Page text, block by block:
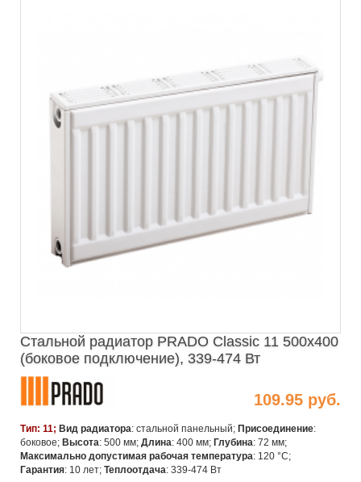
Стальной радиатор PRADO Classic 11 500х400
(боковое подключение), 339-474 Вт
109.95 руб.
Тип: 11; Вид радиатора: стальной панельный; Присоединение:
боковое; Высота: 500 мм; Длина: 400 мм; Глубина: 72 мм;
Максимально допустимая рабочая температура: 120 °C;
Гарантия: 10 лет; Теплоотдача: 339-474 Вт